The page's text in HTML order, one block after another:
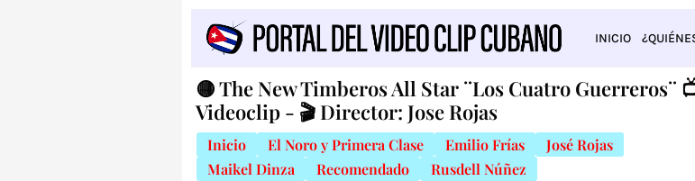
INICIO
🟡 The New Timberos All Star ¨Los Cuatro Guerreros¨
Videoclip - 🎬 Director: Jose Rojas
Inicio El Noro y Primera Clase Emilio Frías
José Rojas
Maikel Dinza
Recomendado
Rusdell Núñez